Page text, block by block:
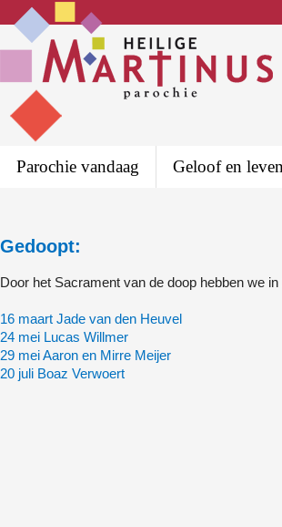
Parochie vandaag Geloof en leven
Gedoopt:
Door het Sacrament van de doop hebben we
16 maart Jade van den Heuvel
24 mei Lucas Willmer
29 mei Aaron en Mirre Meijer
20 juli Boaz Verwoert